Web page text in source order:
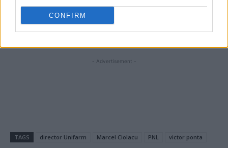
CONFIRM
Tremură Bill Gates, tremură și Papa! Radu
Moraru: „Billache, dacă te prind, pe tine chiar te
- Advertisement -
TAGS director Unifarm Marcel Ciolacu PNL victor ponta